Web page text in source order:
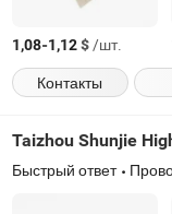
1,08-1,12$/шт.
Контакты
Быстрый ответ Провод для